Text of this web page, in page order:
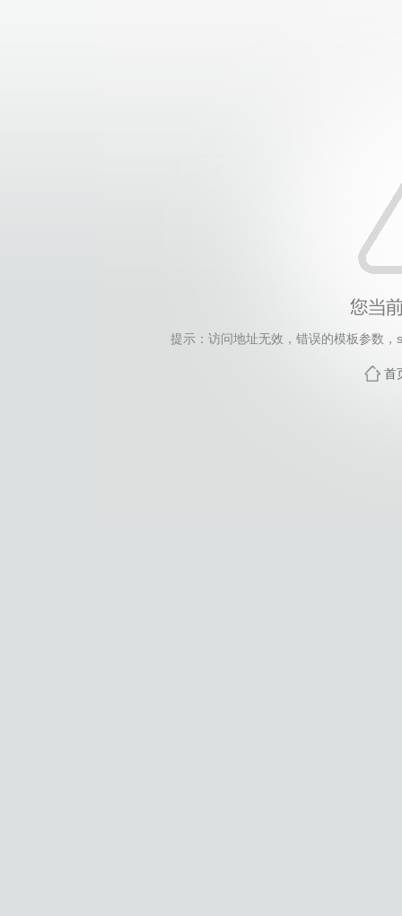
提示：访问地址无效，错误的模板参数
首